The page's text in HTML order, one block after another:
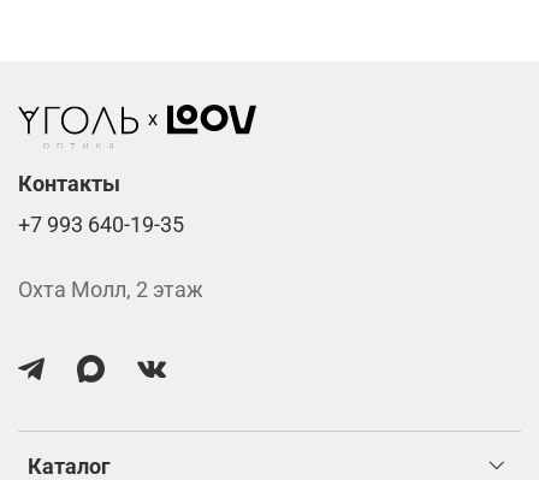
Каталог
Контакты
+7 993 640-19-35
Охта Молл, 2 этаж